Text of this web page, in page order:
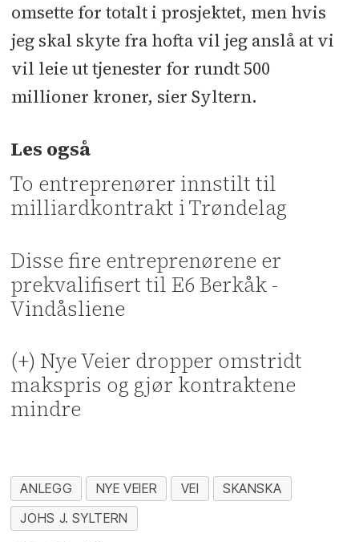
omsette for totalt i prosjektet, men hvis
jeg skal skyte fra hofta vil jeg anslå at vi
vil leie ut tjenester for rundt 500
millioner kroner, sier Syltern.
Les også
To entreprenører innstilt til
milliardkontrakt i Trøndelag
Disse fire entreprenørene er
prekvalifisert til E6 Berkåk -
Vindåsliene
(+) Nye Veier dropper omstridt
makspris og gjør kontraktene
mindre
ANLEGG NYE VEIER VEI
SKANSKA
JOHS J. SYLTERN